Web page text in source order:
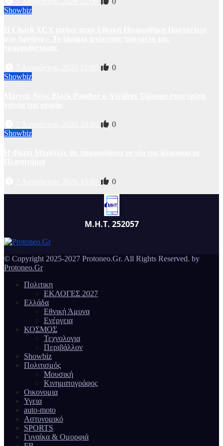
Showbiz
0
Showbiz
0
Showbiz
0
Μ.Η.Τ. 252057
© Copyright 2025-2027 Protoneo.Gr. All Rights Reserved. by
Protoneo.Gr
Πολιτικη
ΕΚΛΟΓΕΣ 2027
Ελλάδα
Εθνική Άμυνα
Ενέργεια
ΚΟΣΜΟΣ
Τεχνολογια
Περιβάλλον
Showbiz
Πολιτισμός
Μουσική
Κινηματογράφος
Οικονομια
Υγεια
auto-moto
Αστυνομικό
SPORTS
Γυναίκα & Ομορφιά